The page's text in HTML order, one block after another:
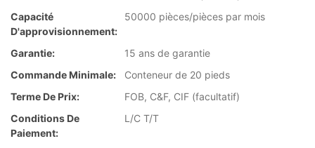
Capacité
D'approvisionnement:
50000 pièces/pièces par mois
Garantie:
15 ans de garantie
Commande Minimale:
Conteneur de 20 pieds
Terme De Prix:
FOB, C&F, CIF (facultatif)
Conditions De
Paiement:
L/C T/T